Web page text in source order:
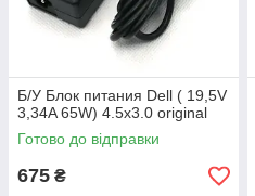
Б/У Блок питания Dell ( 19,5V
3,34A 65W) 4.5x3.0 original
Готово до відправки
675 ₴